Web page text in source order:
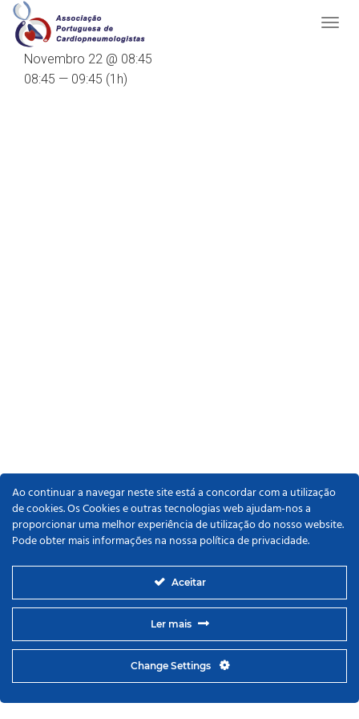
Novembro 22 @ 08:45
08:45 — 09:45 (1h)
Ao continuar a navegar neste site está a concordar com a utilização
de cookies. Os Cookies e outras tecnologias web ajudam-nos a
proporcionar uma melhor experiência de utilização do nosso website.
Pode obter mais informações na nossa política de privacidade.
Aceitar
Ler mais
Change Settings